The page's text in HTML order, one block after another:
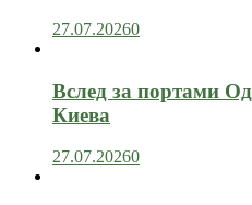
27.07.20260
Вслед за портами
Киева
27.07.20260